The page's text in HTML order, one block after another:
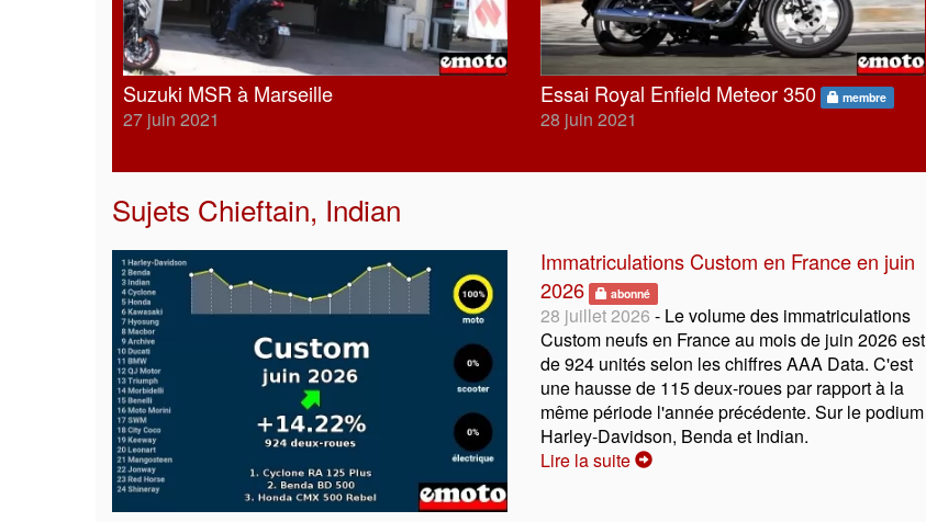
Suzuki MSR à Marseille
27 juin 2021
Essai Royal Enfield Meteor 350 membre
28 juin 2021
Sujets Chieftain, Indian
Immatriculations Custom en France en juin
2026
abonné
28 juillet 2026 - Le volume des immatriculations
Custom neufs en France au mois de juin 2026 est
de 924 unités selon les chiffres AAA Data. C'est
une hausse de 115 deux-roues par rapport à la
même période l'année précédente. Sur le podium
Harley-Davidson, Benda et Indian.
Lire la suite